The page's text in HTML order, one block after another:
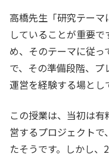
高橋先生「研究テー
していることが重要
め、そのテーマに従
で、その準備段階、プ
運営を経験する場とし
この授業は、当初は
営するプロジェクト
たそうです。しかし